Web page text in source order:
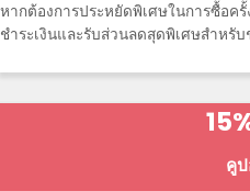
หากต้องการประหยัดพิเศษในการซื้อค
ชําระเงินและรับส่วนลดสุดพิเศษสําห
คู